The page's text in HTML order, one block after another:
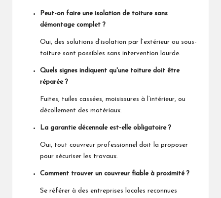
Peut-on faire une isolation de toiture sans
démontage complet ?
Oui, des solutions d’isolation par l’extérieur ou sous-
toiture sont possibles sans intervention lourde.
Quels signes indiquent qu'une toiture doit être
réparée ?
Fuites, tuiles cassées, moisissures à l’intérieur, ou
décollement des matériaux.
La garantie décennale est-elle obligatoire ?
Oui, tout couvreur professionnel doit la proposer
pour sécuriser les travaux.
Comment trouver un couvreur fiable à proximité ?
Se référer à des entreprises locales reconnues